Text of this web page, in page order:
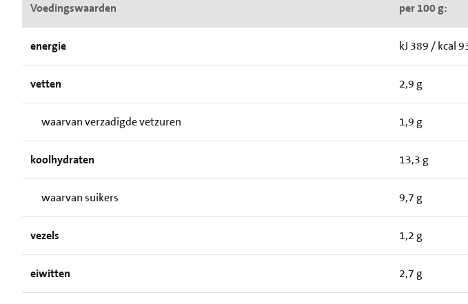
Voedingswaarden per 100 g:
energie kJ 389 / kcal
vetten 2,9 g
waarvan verzadigde vetzuren 1,9 g
koolhydraten 13,3 g
waarvan suikers 9,7 g
vezels 1,2 g
eiwitten 2,7 g